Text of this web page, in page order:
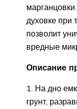
духовке при
позволит
вредные
Описание
На дно
грунт,